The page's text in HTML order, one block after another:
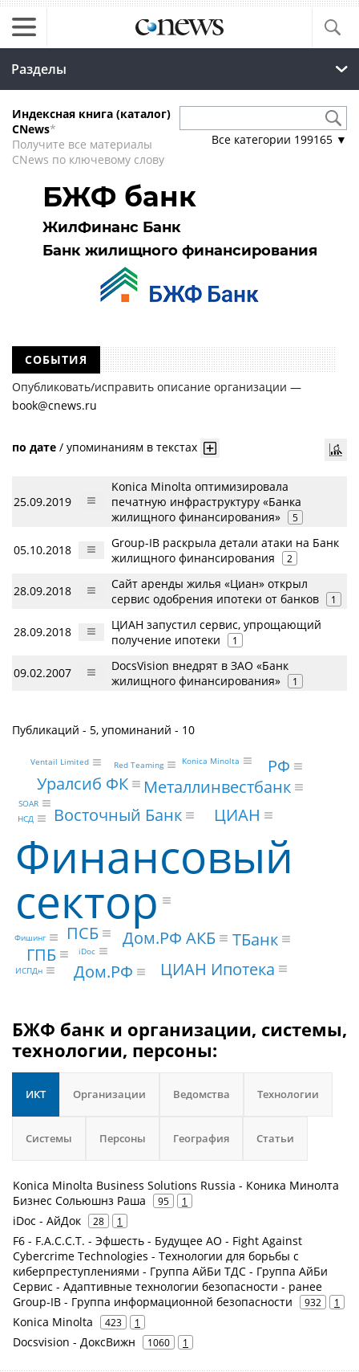
Разделы
Индексная книга (каталог)
CNews*
Получите все материалы
CNews по ключевому слову
Все категории 199165 ▼
БЖФ банк
ЖилФинанс Банк
Банк жилищного финансирования
СОБЫТИЯ
Опубликовать/исправить описание организации —
book@cnews.ru
по дате / упоминаниям в текстах
25.09.2019
Konica Minolta оптимизировала
печатную инфраструктуру «Банка
жилищного финансирования»
5
05.10.2018
Group-IB раскрыла детали атаки на Банк
жилищного финансирования
2
28.09.2018
Сайт аренды жилья «Циан» открыл
сервис одобрения ипотеки от банков
1
28.09.2018
ЦИАН запустил сервис, упрощающий
получение ипотеки
1
09.02.2007
DocsVision внедрят в ЗАО «Банк
жилищного финансирования»
1
Публикаций - 5, упоминаний - 10
Финансовый
сектор
ЦИАН
Восточный Банк
ПСБ Дом.РФ АКБ ТБанк
Металлинвестбанк
ГПБ
Уралсиб ФК
Дом.РФ ЦИАН Ипотека
РФ
iDoc
Konica Minolta
Фишинг
ИСПДн
SOAR
Red Teaming
НСД
Ventail Limited
БЖФ банк и организации, системы,
технологии, персоны:
ИКТ Организации Ведомства Технологии
Системы Персоны География Статьи
Konica Minolta Business Solutions Russia - Коника Минолта
Бизнес Сольюшнз Раша
95 1
iDoc - АйДок 28 1
F6 - F.A.С.С.T. - Эфшесть - Будущее АО - Fight Against
Cybercrime Technologies - Технологии для борьбы с
киберпреступлениями - Группа АйБи ТДС - Группа АйБи
Сервис - Адаптивные технологии безопасности - ранее
Group-IB - Группа информационной безопасности
932 1
Konica Minolta 423 1
Docsvision - ДоксВижн 1060 1